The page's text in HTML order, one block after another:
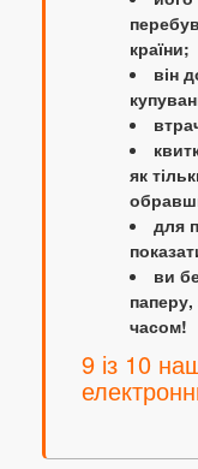
країни;
він
як
для
ви
паперу,
часом!
9 із 10